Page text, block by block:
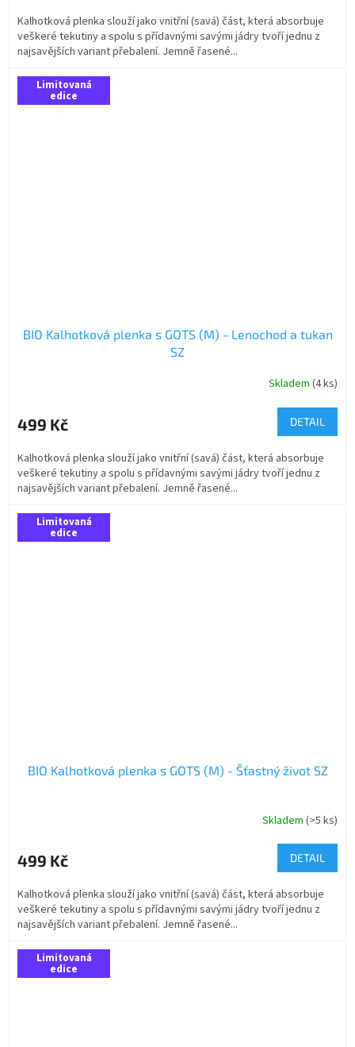
Kalhotková plenka slouží jako vnitřní (savá) část, která absorbuje
veškeré tekutiny a spolu s přídavnými savými jádry tvoří jednu z
najsavějších variant přebalení. Jemně řasené...
Limitovaná
edice
BIO Kalhotková plenka s GOTS (M) - Lenochod a tukan
SZ
Skladem (4 ks)
499 Kč DETAIL
Kalhotková plenka slouží jako vnitřní (savá) část, která absorbuje
veškeré tekutiny a spolu s přídavnými savými jádry tvoří jednu z
najsavějších variant přebalení. Jemně řasené...
Limitovaná
edice
BIO Kalhotková plenka s GOTS (M) - Šťastný život SZ
Skladem (>5 ks)
499 Kč DETAIL
Kalhotková plenka slouží jako vnitřní (savá) část, která absorbuje
veškeré tekutiny a spolu s přídavnými savými jádry tvoří jednu z
najsavějších variant přebalení. Jemně řasené...
Limitovaná
edice